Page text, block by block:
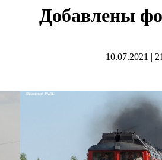
Добавлены
10.07.2021 |